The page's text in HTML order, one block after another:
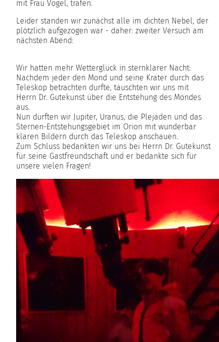
mit Frau Vogel, trafen.
Leider standen wir zunächst alle im dichten Nebel, der
plötzlich aufgezogen war - daher: zweiter Versuch am
nächsten Abend:
Wir hatten mehr Wetterglück in sternklarer Nacht:
Nachdem jeder den Mond und seine Krater durch das
Teleskop betrachten durfte, tauschten wir uns mit
Herrn Dr. Gutekunst über die Entstehung des Mondes
aus.
Nun durften wir Jupiter, Uranus, die Plejaden und das
Sternen-Entstehungsgebiet im Orion mit wunderbar
klaren Bildern durch das Teleskop anschauen.
Zum Schluss bedankten wir uns bei Herrn Dr. Gutekunst
für seine Gastfreundschaft und er bedankte sich für
unsere vielen Fragen!